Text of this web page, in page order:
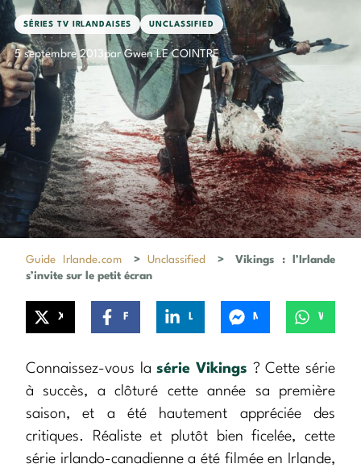
SÉRIES TV IRLANDAISES UNCLASSIFIED
5 septembre 2013par Gwen LE COINTRE
Guide Irlande.com >Unclassified >
Vikings : l’Irlande
s’invite sur le petit écran
Connaissez-vous lasérie Vikings ? Cette série
à succès, a clôturé cette année sa première
saison, et a été hautement appréciée des
critiques. Réaliste et plutôt bien ficelée, cette
série irlando-canadienne a été filmée en Irlande,